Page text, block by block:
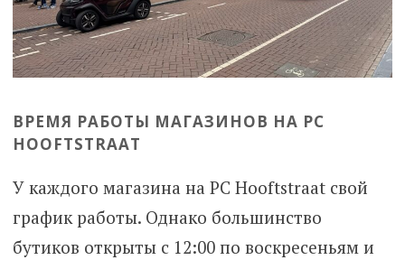
ВРЕМЯ РАБОТЫ МАГАЗИНОВ НА PC
HOOFTSTRAAT
У каждого магазина на PC Hooftstraat свой
график работы. Однако большинство
бутиков открыты с 12:00 по воскресеньям и